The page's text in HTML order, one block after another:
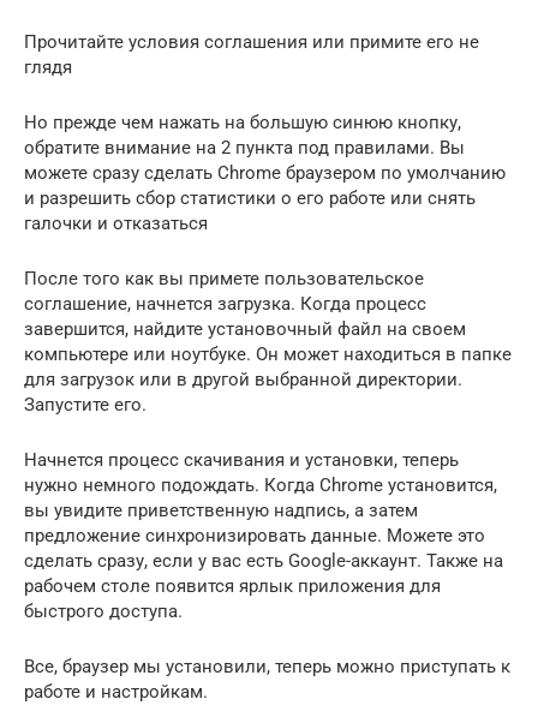
Прочитайте условия соглашения или примите его не
глядя
Но прежде чем нажать на большую синюю кнопку,
обратите внимание на 2 пункта под правилами. Вы
можете сразу сделать Chrome браузером по умолчанию
и разрешить сбор статистики о его работе или снять
галочки и отказаться
После того как вы примете пользовательское
соглашение, начнется загрузка. Когда процесс
завершится, найдите установочный файл на своем
компьютере или ноутбуке. Он может находиться в папке
для загрузок или в другой выбранной директории.
Запустите его.
Начнется процесс скачивания и установки, теперь
нужно немного подождать. Когда Chrome установится,
вы увидите приветственную надпись, а затем
предложение синхронизировать данные. Можете это
сделать сразу, если у вас есть Google-аккаунт. Также на
рабочем столе появится ярлык приложения для
быстрого доступа.
Все, браузер мы установили, теперь можно приступать к
работе и настройкам.